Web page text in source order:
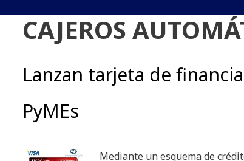
CAJEROS
Lanzan tarjeta de
PyMEs
Mediante un esquema de